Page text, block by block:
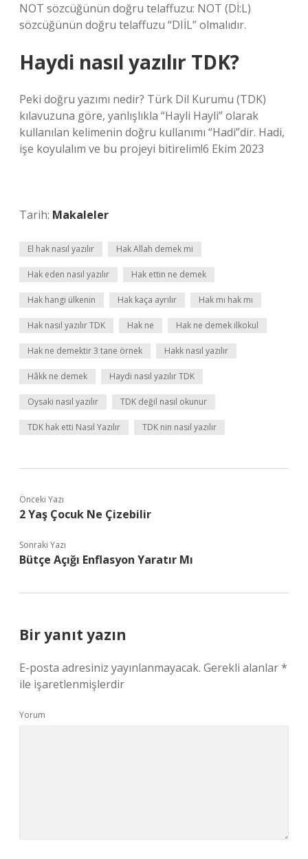
NOT sözcüğünün doğru telaffuzu: NOT (Dİ:L)
sözcüğünün doğru telaffuzu “DIİL” olmalıdır.
Haydi nasıl yazılır TDK?
Peki doğru yazımı nedir? Türk Dil Kurumu (TDK)
kılavuzuna göre, yanlışlıkla “Hayli Hayli” olarak
kullanılan kelimenin doğru kullanımı “Hadi”dir. Hadi,
işe koyulalım ve bu projeyi bitirelim!6 Ekim 2023
Tarih: Makaleler
El hak nasıl yazılır Hak Allah demek mi
Hak eden nasıl yazılır Hak ettin ne demek
Hak hangi ülkenin Hak kaça ayrılır Hak mı hak mı
Hak nasıl yazılır TDK Hak ne Hak ne demek ilkokul
Hak ne demektir 3 tane örnek Hakk nasıl yazılır
Hâkk ne demek Haydi nasıl yazılır TDK
Oysaki nasıl yazılır TDK değil nasıl okunur
TDK hak etti Nasıl Yazılır TDK nin nasıl yazılır
Önceki Yazı
2 Yaş Çocuk Ne Çizebilir
Sonraki Yazı
Bütçe Açığı Enflasyon Yaratır Mı
Bir yanıt yazın
E-posta adresiniz yayınlanmayacak. Gerekli alanlar*
ile işaretlenmişlerdir
Yorum